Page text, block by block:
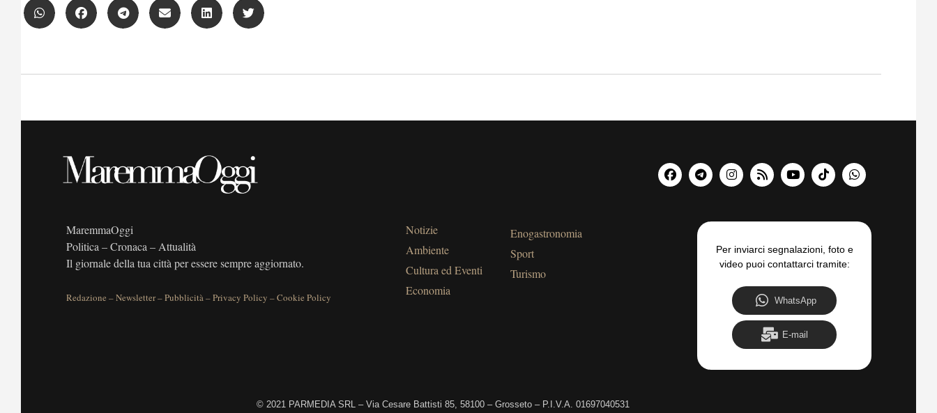
MaremmaOggi
Politica – Cronaca – Attualità
Il giornale della tua città per essere sempre aggiornato.
Redazione –Newsletter–Pubblicità–Privacy Policy –Cookie Policy
Notizie
Ambiente
Cultura ed Eventi
Economia
Enogastronomia
Sport
Turismo
Per inviarci segnalazioni, foto e
video puoi contattarci tramite:
WhatsApp
E-mail
© 2021 PARMEDIA SRL – Via Cesare Battisti 85, 58100 – Grosseto – P.I.V.A. 01697040531